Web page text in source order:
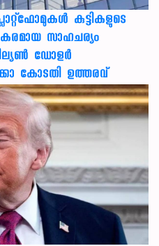
കുട്ടികളുടെ
സാഹചര്യം
ഡോളര്‍
കോടതി ഉത്തരവ്